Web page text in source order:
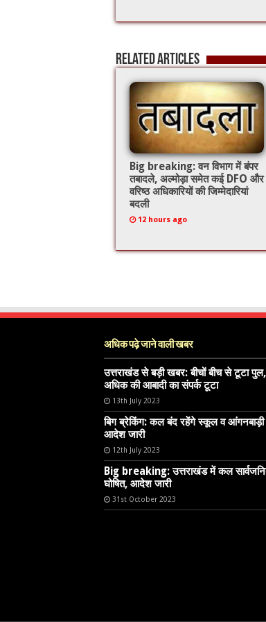
e
b
o
o
k
tt
er
ai
l
at
sA
p
p
Related Articles
Big breaking: वन विभाग में बंपर
तबादले, अल्मोड़ा समेत कई DFO और
वरिष्ठ अधिकारियों की जिम्मेदारियां
बदली
12 hours ago
अधिक पढ़े जाने वाली खबर
उत्तराखंड से बड़ी खबर: बीचों बीच से टूटा
अधिक की आबादी का संपर्क टूटा
13th July 2023
बिग ब्रेकिंग: कल बंद रहेंगे स्कूल व
आदेश जारी
12th July 2023
Big breaking: उत्तराखंड में कल
घोषित, आदेश जारी
31st October 2023